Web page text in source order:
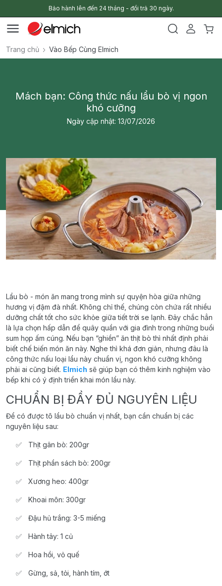
Bảo hành lên đến 24 tháng - đổi trả 30 ngày.
Trang chủ Vào Bếp Cùng Elmich
Mách bạn: Công thức nấu lẩu bò vị ngon
khó cưỡng
Ngày cập nhật: 13/07/2026
Lẩu bò - món ăn mang trong mình sự quyện hòa giữa những
hương vị đậm đà nhất. Không chỉ thế, chúng còn chứa rất nhiều
dưỡng chất tốt cho sức khỏe giữa tiết trời se lạnh. Đây chắc hẳn
là lựa chọn hấp dẫn để quây quần với gia đình trong những buổi
sum họp ấm cúng. Nếu bạn “ghiền” ăn thịt bò thì nhất định phải
biết chế biến món ăn này. Nghe thì khá đơn giản, nhưng đâu là
công thức nấu loại lẩu này chuẩn vị, ngon khó cưỡng không
phải ai cũng biết. Elmich sẽ giúp bạn có thêm kinh nghiệm vào
bếp khi có ý định triển khai món lẩu này.
CHUẨN BỊ ĐẦY ĐỦ NGUYÊN LIỆU
Để có được tô lẩu bò chuẩn vị nhất, bạn cần chuẩn bị các
nguyên liệu sau:
Thịt gân bò: 200gr
Thịt phần sách bò: 200gr
Xương heo: 400gr
Khoai môn: 300gr
Đậu hủ trắng: 3-5 miếng
Hành tây: 1 củ
Hoa hồi, vỏ quế
Gừng, sả, tỏi, hành tím, ớt